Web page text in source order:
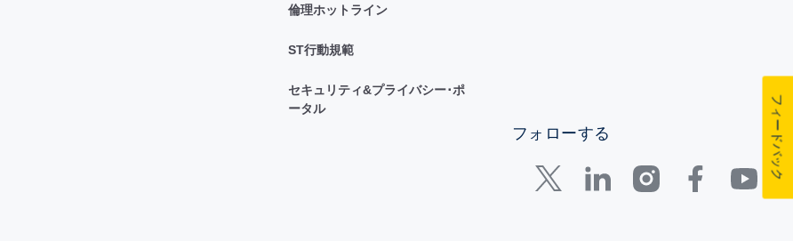
倫理ホットライン
ST行動規範
セキュリティ&プライバシー･ポ
ータル
フォローする フィードバック